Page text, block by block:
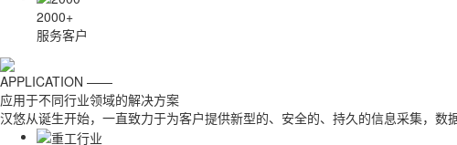
2000+
服务客户
APPLICATION ——
应用于不同行业领域的解决方案
汉悠从诞生开始，一直致力于为客户提供新型的、安全的、持久的信息采集，数